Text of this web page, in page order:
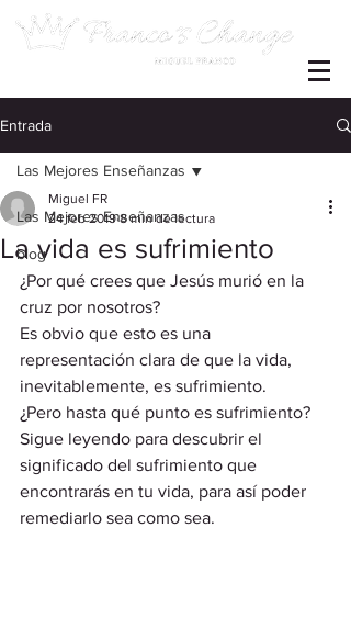
Entrada
Las Mejores Enseñanzas
blog
Las Mejores Enseñanzas
La vida es sufrimiento
Miguel FR
24 feb 2019 8 min de lectura
¿Por qué crees que Jesús murió en la
cruz por nosotros?
Es obvio que esto es una
representación clara de que la vida,
inevitablemente, es sufrimiento.
¿Pero hasta qué punto es sufrimiento?
Sigue leyendo para descubrir el
significado del sufrimiento que
encontrarás en tu vida, para así poder
remediarlo sea como sea.